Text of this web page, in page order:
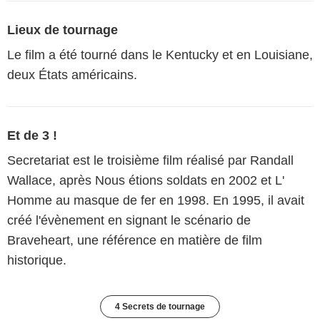
Lieux de tournage
Le film a été tourné dans le Kentucky et en Louisiane,
deux États américains.
Et de 3 !
Secretariat est le troisième film réalisé par Randall
Wallace, après Nous étions soldats en 2002 et L'
Homme au masque de fer en 1998. En 1995, il avait
créé l'évènement en signant le scénario de
Braveheart, une référence en matière de film
historique.
4 Secrets de tournage